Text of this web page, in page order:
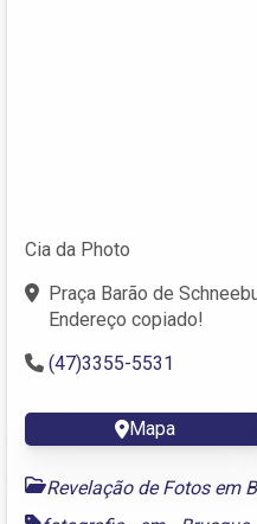
Cia da Photo
Praça Barão de
Endereço copiado!
(47)3355-5531
Mapa
Revelação de Fotos em